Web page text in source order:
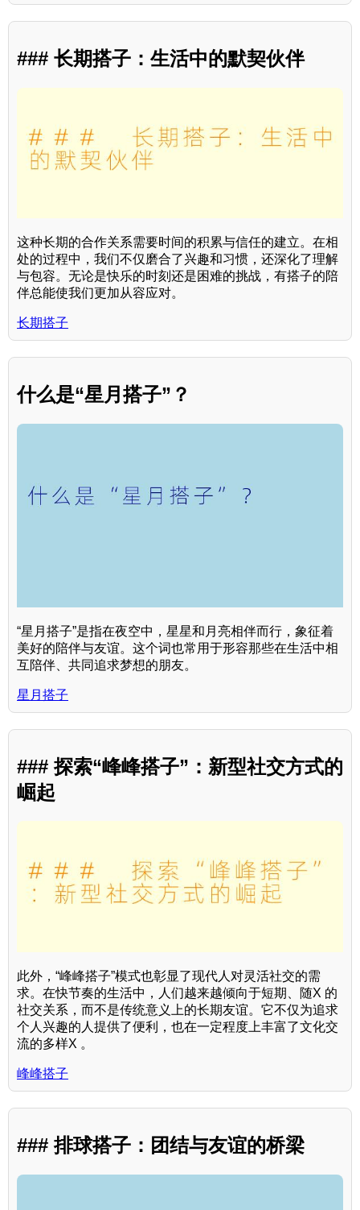
### 长期搭子：生活中的默契伙伴
这种长期的合作关系需要时间的积累与信任的建立。在相
处的过程中，我们不仅磨合了兴趣和习惯，还深化了理解
与包容。无论是快乐的时刻还是困难的挑战，有搭子的陪
伴总能使我们更加从容应对。
长期搭子
什么是“星月搭子”？
“星月搭子”是指在夜空中，星星和月亮相伴而行，象征着
美好的陪伴与友谊。这个词也常用于形容那些在生活中相
互陪伴、共同追求梦想的朋友。
星月搭子
### 探索“峰峰搭子”：新型社交方式的
崛起
此外，“峰峰搭子”模式也彰显了现代人对灵活社交的需
求。在快节奏的生活中，人们越来越倾向于短期、随X 的
社交关系，而不是传统意义上的长期友谊。它不仅为追求
个人兴趣的人提供了便利，也在一定程度上丰富了文化交
流的多样X 。
峰峰搭子
### 排球搭子：团结与友谊的桥梁